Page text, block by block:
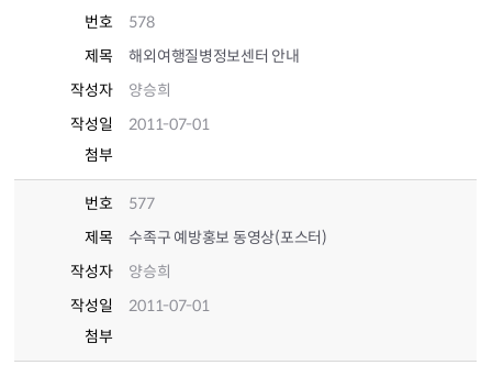
번호
578
제목
해외여행질병정보센터 안내
작성자
양승희
작성일
2011-07-01
첨부
번호
577
제목
수족구 예방홍보 동영상(포스터)
작성자
양승희
작성일
2011-07-01
첨부